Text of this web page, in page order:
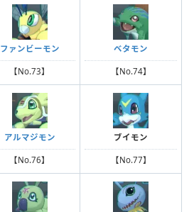
ファンビーモン
【No.73】
ベタモン
【No.74】
アルマジモン
【No.76】
ブイモン
【No.77】